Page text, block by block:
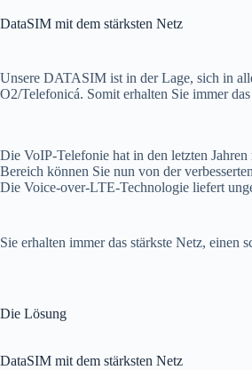
DataSIM mit dem stärksten Netz
Unsere DATASIM ist in der Lage, sich in
O2/Telefonicá. Somit erhalten Sie immer
Die VoIP-Telefonie hat in den letzten
Bereich können Sie nun von der
Die Voice-over-LTE-Technologie liefert
Sie erhalten immer das stärkste Netz,
Die Lösung
DataSIM mit dem stärksten Netz